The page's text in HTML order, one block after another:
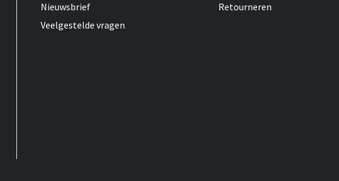
Nieuwsbrief
Veelgestelde vragen
Retourneren